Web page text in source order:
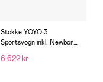
Stokke YOYO 3
Sportsvogn inkl. Newborn
6 622 kr